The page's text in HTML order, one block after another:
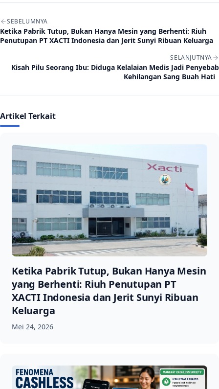
Navigasi artikel
SEBELUMNYA
Ketika Pabrik Tutup, Bukan Hanya Mesin yang Berhenti: Riuh
Penutupan PT XACTI Indonesia dan Jerit Sunyi Ribuan Keluarga
SELANJUTNYA
Kisah Pilu Seorang Ibu: Diduga Kelalaian Medis Jadi Penyebab
Kehilangan Sang Buah Hati
Artikel Terkait
Ketika Pabrik Tutup, Bukan Hanya Mesin
yang Berhenti: Riuh Penutupan PT
XACTI Indonesia dan Jerit Sunyi Ribuan
Keluarga
Mei 24, 2026